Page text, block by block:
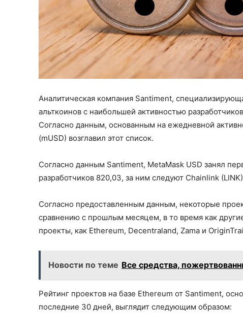
Аналитическая компания Santiment,
альткоинов с наибольшей активностью
Согласно данным, основанным на ежедневной
(mUSD) возглавил этот список.
Согласно данным Santiment, MetaMask USD занял
разработчиков 820,03, за ним следуют Chainlink
Согласно предоставленным данным, некоторые
сравнению с прошлым месяцем, в то время как
проекты, как Ethereum, Decentraland, Zama и
Новости по теме Все средства,
Рейтинг проектов на базе Ethereum от Santiment,
последние 30 дней, выглядит следующим образом: